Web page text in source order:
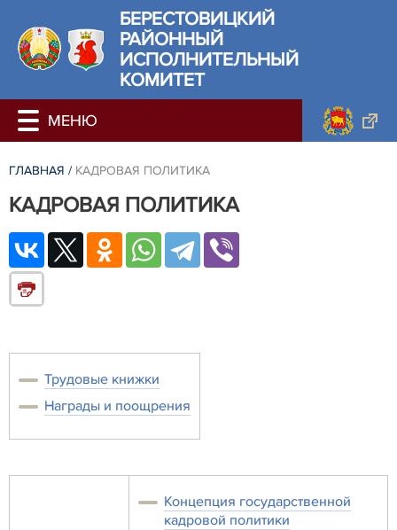
БЕРЕСТОВИЦКИЙ
РАЙОННЫЙ
ИСПОЛНИТЕЛЬНЫЙ
КОМИТЕТ
ГЛАВНАЯ / КАДРОВАЯ ПОЛИТИКА
КАДРОВАЯ ПОЛИТИКА
Трудовые книжки
Награды и поощрения
Концепция государственной
кадровой политики